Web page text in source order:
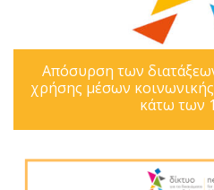
Απόσυρση των
χρήσης μέσων
κάτω των